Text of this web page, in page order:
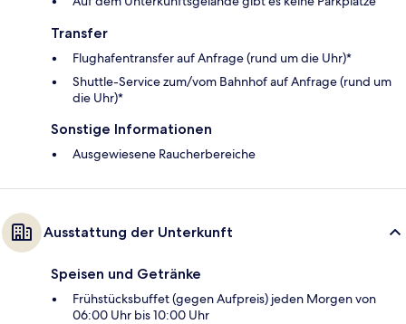
Transfer
Flughafentransfer auf Anfrage (rund um die Uhr)*
Shuttle-Service zum/vom Bahnhof auf Anfrage (rund um
die Uhr)*
Sonstige Informationen
Ausgewiesene Raucherbereiche
Ausstattung der Unterkunft
Speisen und Getränke
Frühstücksbuffet (gegen Aufpreis) jeden Morgen von
06:00 Uhr bis 10:00 Uhr